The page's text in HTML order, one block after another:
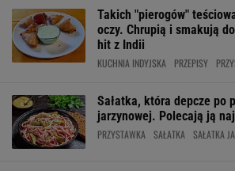
Takich "pierogów"
oczy. Chrupią i smakują
hit z Indii
KUCHNIA INDYJSKA PRZEPISY
Sałatka, która depcze po
jarzynowej. Polecają ją
PRZYSTAWKA SAŁATKA SAŁATKA